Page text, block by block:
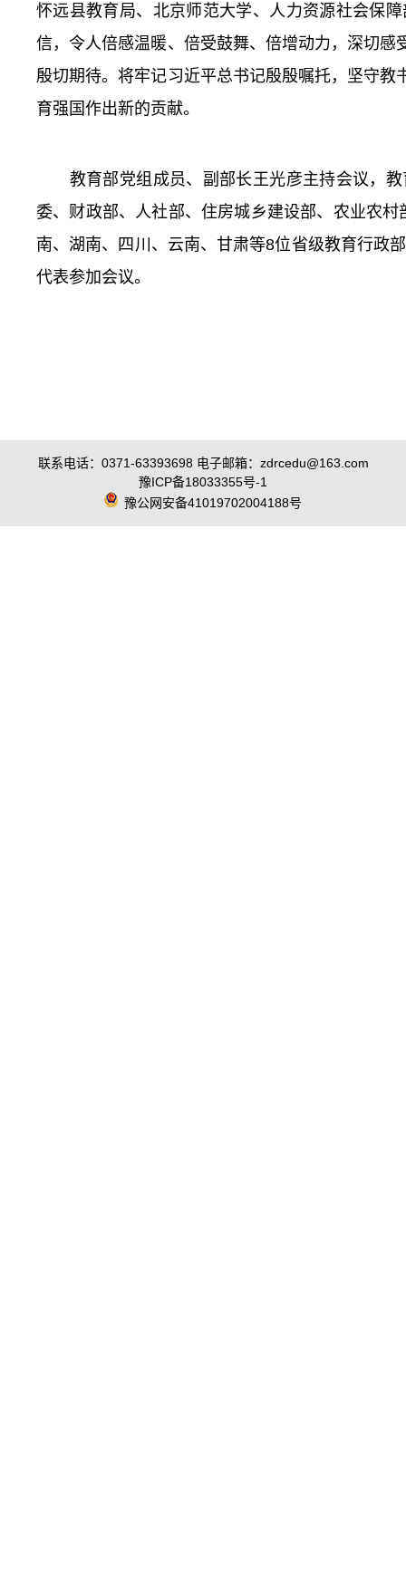
怀远县教育局、北京师范大学、人力资源社会保
信，令人倍感温暖、倍受鼓舞、倍增动力，深切
殷切期待。将牢记习近平总书记殷殷嘱托，坚守
育强国作出新的贡献。
教育部党组成员、副部长王光彦主持会议，教
委、财政部、人社部、住房城乡建设部、农业农
南、湖南、四川、云南、甘肃等8位省级教育行政
代表参加会议。
联系电话：0371-63393698 电子邮箱：zdrcedu@163.com
豫ICP备18033355号-1
豫公网安备41019702004188号